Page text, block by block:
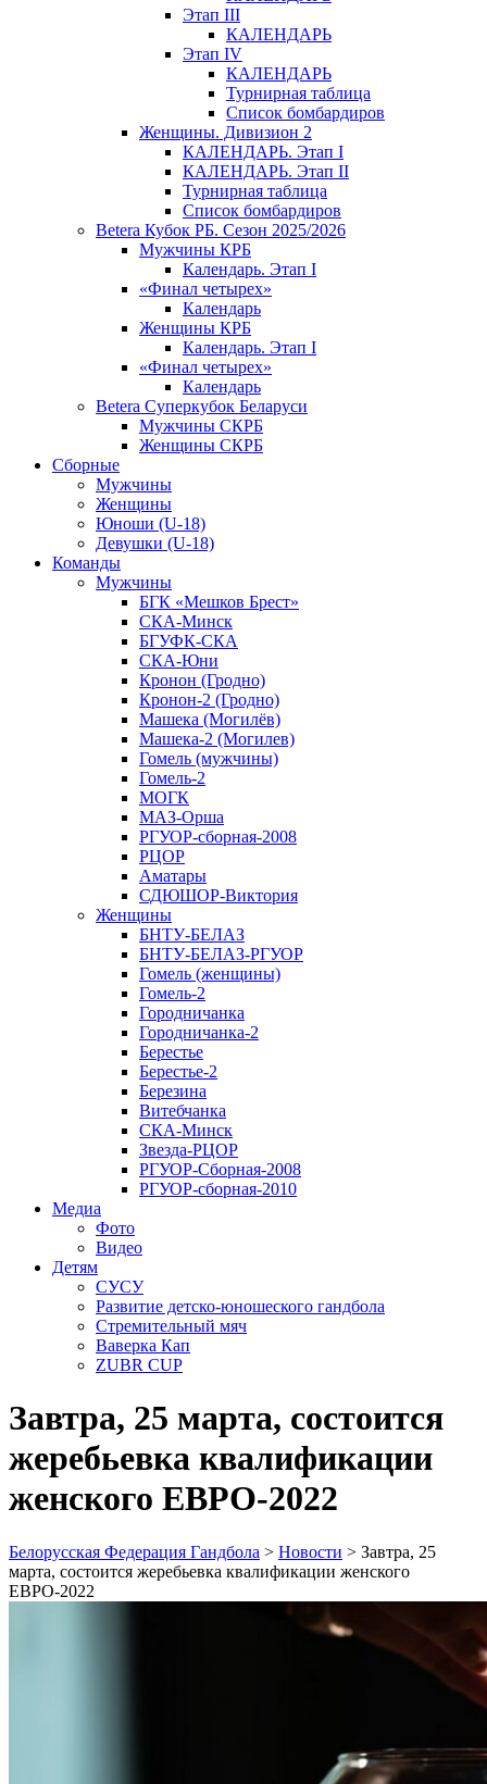
Этап III
КАЛЕНДАРЬ
Этап IV
КАЛЕНДАРЬ
Турнирная таблица
Список бомбардиров
Женщины. Дивизион 2
КАЛЕНДАРЬ. Этап I
КАЛЕНДАРЬ. Этап II
Турнирная таблица
Список бомбардиров
Betera Кубок РБ. Сезон 2025/2026
Мужчины КРБ
Календарь. Этап I
«Финал четырех»
Календарь
Женщины КРБ
Календарь. Этап I
«Финал четырех»
Календарь
Betera Суперкубок Беларуси
Мужчины СКРБ
Женщины СКРБ
Сборные
Мужчины
Женщины
Юноши (U-18)
Девушки (U-18)
Команды
Мужчины
БГК «Мешков Брест»
СКА-Минск
БГУФК-СКА
СКА-Юни
Кронон (Гродно)
Кронон-2 (Гродно)
Машека (Могилёв)
Машека-2 (Могилев)
Гомель (мужчины)
Гомель-2
МОГК
МАЗ-Орша
РГУОР-сборная-2008
РЦОР
Аматары
СДЮШОР-Виктория
Женщины
БНТУ-БЕЛАЗ
БНТУ-БЕЛАЗ-РГУОР
Гомель (женщины)
Гомель-2
Городничанка
Городничанка-2
Берестье
Берестье-2
Березина
Витебчанка
СКА-Минск
Звезда-РЦОР
РГУОР-Сборная-2008
РГУОР-сборная-2010
Медиа
Фото
Видео
Детям
СУСУ
Развитие детско-юношеского гандбола
Стремительный мяч
Ваверка Кап
ZUBR CUP
Завтра, 25 марта, состоится
жеребьевка квалификации
женского ЕВРО-2022
Белорусская Федерация Гандбола > Новости > Завтра, 25
марта, состоится жеребьевка квалификации женского
ЕВРО-2022